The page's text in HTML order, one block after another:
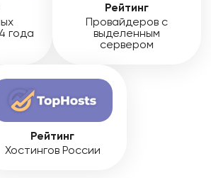
года
Рейтинг
Провайдеров с
выделенным
сервером
Рейтинг
Хостингов России